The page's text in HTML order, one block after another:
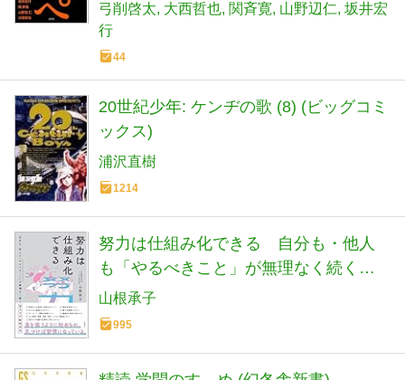
弓削啓太 大西哲也 関斉寛 山野辺仁 坂井宏
行
44
20世紀少年: ケンヂの歌 (8) (ビッグコミ
ックス)
浦沢直樹
1214
努力は仕組み化できる 自分も・他人
も「やるべきこと」が無理なく続く努
力の行動経済学
山根承子
995